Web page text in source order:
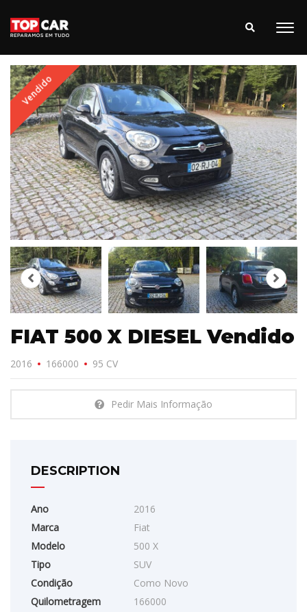
Vendido
FIAT 500 X DIESEL Vendido
2016 166000 95 CV
Pedir Mais Informação
DESCRIPTION
Ano
2016
Marca
Fiat
Modelo
500 X
Tipo
SUV
Condição
Como Novo
Quilometragem
166000